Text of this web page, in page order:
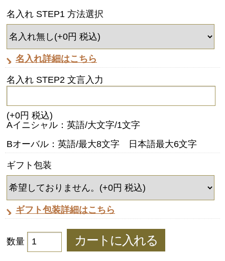
名入れ STEP1 方法選択
名入れ詳細はこちら
名入れ STEP2 文言入力
(+0円 税込)
Aイニシャル：英語/大文字/1文字
Bオーバル：英語/最大8文字 日本語最大6文字
ギフト包装
ギフト包装詳細はこちら
数量